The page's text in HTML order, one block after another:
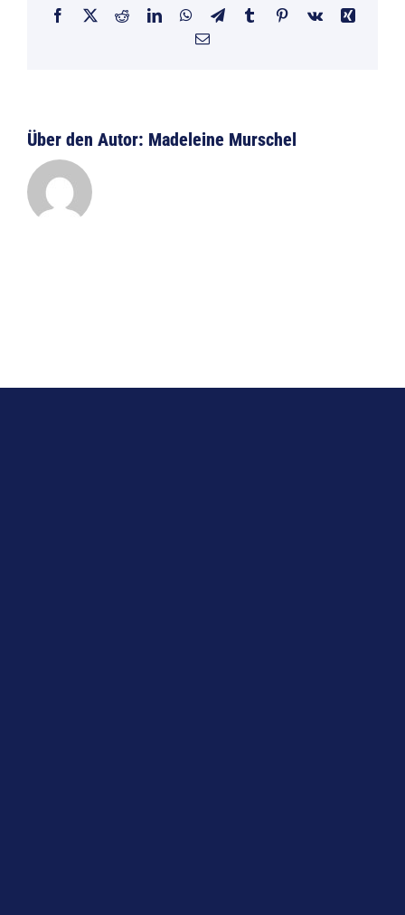
Facebook
X RedditLinkedInWhatsApp
TelegramTumblrPinterestVk
Xing
E-
Über den Autor: Madeleine Murschel